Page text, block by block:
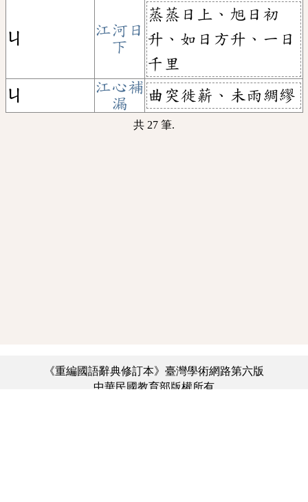
ㄐ
江河日
下
蒸蒸日上、旭日初
升、如日方升、一日
千里
ㄐ
江心補
漏
曲突徙薪、未雨綢繆
共 27 筆.
《重編國語辭典修訂本》臺灣學術網路第六版
中華民國教育部版權所有